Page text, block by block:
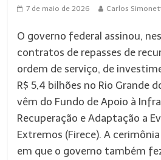
7 de maio de 2026 Carlos
O governo federal assinou,
contratos de repasses de
ordem de serviço, de
R$ 5,4 bilhões no Rio Grande
vêm do Fundo de Apoio à
Recuperação e Adaptação a
Extremos (Firece). A
em que o governo também